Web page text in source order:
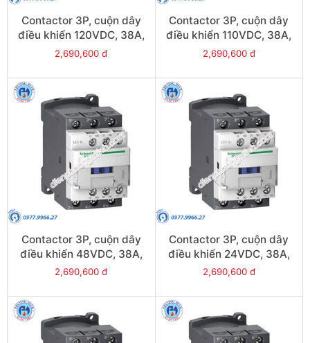
Contactor 3P, cuộn dây
điều khiển 120VDC, 38A,
1N/O, 1N/C - Model
2,690,600 đ
Contactor 3P, cuộn dây
điều khiển 110VDC, 38A,
1N/O, 1N/C - Model
2,690,600 đ
Contactor 3P, cuộn dây
điều khiển 48VDC, 38A,
1N/O, 1N/C - Model
2,690,600 đ
Contactor 3P, cuộn dây
điều khiển 24VDC, 38A,
1N/O, 1N/C - Model
2,690,600 đ